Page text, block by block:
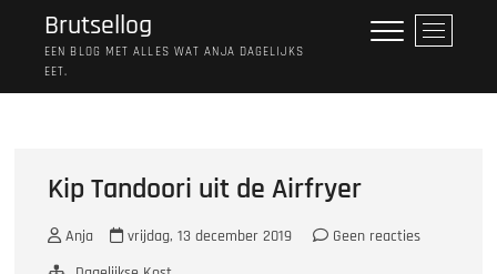
Brutsellog
EEN BLOG MET ALLES WAT ANJA DAGELIJKS
EET.
M
e
Kip Tandoori uit de Airfryer
Anja vrijdag, 13 december 2019
Geen reacties